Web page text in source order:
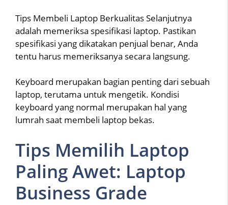
Tips Membeli Laptop Berkualitas Selanjutnya
adalah memeriksa spesifikasi laptop. Pastikan
spesifikasi yang dikatakan penjual benar, Anda
tentu harus memeriksanya secara langsung.
Keyboard merupakan bagian penting dari sebuah
laptop, terutama untuk mengetik. Kondisi
keyboard yang normal merupakan hal yang
lumrah saat membeli laptop bekas.
Tips Memilih Laptop
Paling Awet: Laptop
Business Grade